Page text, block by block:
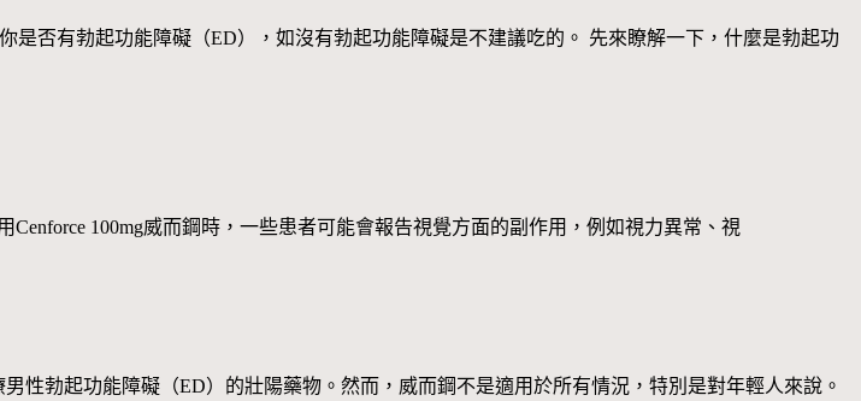
否有勃起功能障礙（ED），如沒有勃起功能障礙是不建議吃的。 先來瞭解一下，什麼是勃起功
100mg威而鋼時，一些患者可能會報告視覺方面的副作用，例如視力異常、視
性勃起功能障礙（ED）的壯陽藥物。然而，威而鋼不是適用於所有情況，特別是對年輕人來說。